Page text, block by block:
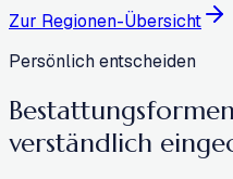
Zur Regionen-Übersicht
Persönlich entscheiden
verständlich